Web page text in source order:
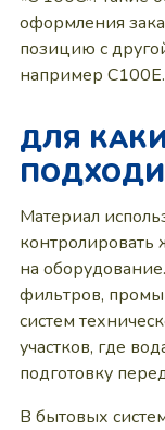
оформления
позицию с
например C100E.
ДЛЯ
Материал
контролировать
на
фильтров,
систем
участков, где
подготовку
В бытовых